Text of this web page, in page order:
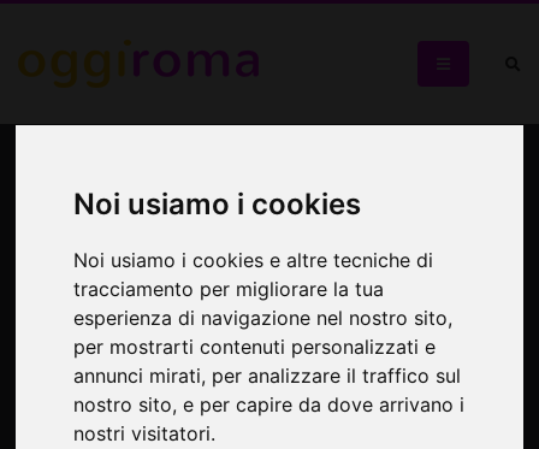
Noi usiamo i cookies
Noi usiamo i cookies e altre tecniche di
tracciamento per migliorare la tua
esperienza di navigazione nel nostro sito,
per mostrarti contenuti personalizzati e
annunci mirati, per analizzare il traffico sul
nostro sito, e per capire da dove arrivano i
nostri visitatori.
cortometraggi di tematiche
pasoliniane
9 corti di grande impatto da non perdere!